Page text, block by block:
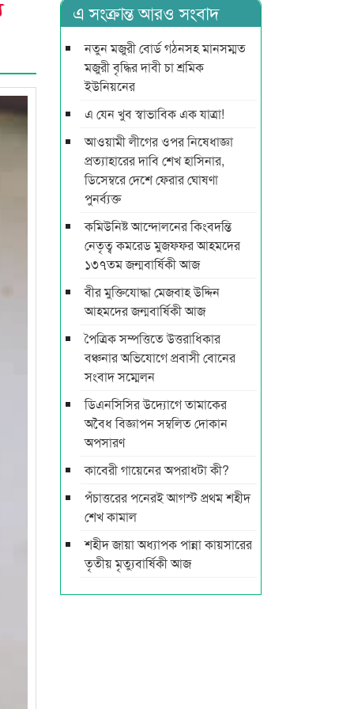
এ সংক্রান্ত আরও সংবাদ
নতুন মজুরী বোর্ড গঠনসহ মানসম্মত
মজুরী বৃদ্ধির দাবী চা শ্রমিক
ইউনিয়নের
এ যেন খুব স্বাভাবিক এক যাত্রা!
আওয়ামী লীগের ওপর নিষেধাজ্ঞা
প্রত্যাহারের দাবি শেখ হাসিনার,
ডিসেম্বরে দেশে ফেরার ঘোষণা
পুনর্ব্যক্ত
কমিউনিষ্ট আন্দোলনের কিংবদন্তি
নেতৃত্ব কমরেড মুজফ্ফর আহমদের
১৩৭তম জন্মবার্ষিকী আজ
বীর মুক্তিযোদ্ধা মেজবাহ উদ্দিন
আহমদের জন্মবার্ষিকী আজ
পৈত্রিক সম্পত্তিতে উত্তরাধিকার
বঞ্চনার অভিযোগে প্রবাসী বোনের
সংবাদ সম্মেলন
ডিএনসিসির উদ্যোগে তামাকের
অবৈধ বিজ্ঞাপন সম্বলিত দোকান
অপসারণ
কাবেরী গায়েনের অপরাধটা কী?
পঁচাত্তরের পনেরই আগস্ট প্রথম শহীদ
শেখ কামাল
শহীদ জায়া অধ্যাপক পান্না কায়সারের
তৃতীয় মৃত্যুবার্ষিকী আজ